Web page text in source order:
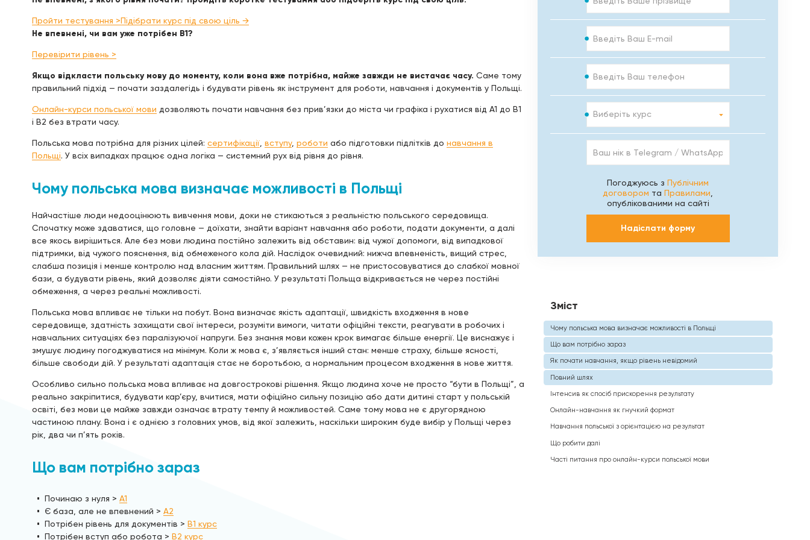
Пройти тестування >Підібрати курс під свою ціль →
Не впевнені, чи вам уже потрібен B1?
Перевірити рівень >
Якщо відкласти польську мову до моменту, коли вона вже потрібна, майже завжди не вистачає часу. Саме тому
правильний підхід — почати заздалегідь і будувати рівень як інструмент для роботи, навчання і документів у Польщі.
Онлайн-курси польської мови дозволяють почати навчання без прив’язки до міста чи графіка і рухатися від A1 до B1
і B2 без втрати часу.
Польська мова потрібна для різних цілей: сертифікації, вступу, роботи або підготовки підлітків до навчання в
Польщі. У всіх випадках працює одна логіка — системний рух від рівня до рівня.
Чому польська мова визначає можливості в Польщі
Найчастіше люди недооцінюють вивчення мови, доки не стикаються з реальністю польського середовища.
Спочатку може здаватися, що головне — доїхати, знайти варіант навчання або роботи, подати документи, а далі
все якось вирішиться. Але без мови людина постійно залежить від обставин: від чужої допомоги, від випадкової
підтримки, від чужого пояснення, від обмеженого кола дій. Наслідок очевидний: нижча впевненість, вищий стрес,
слабша позиція і менше контролю над власним життям. Правильний шлях — не пристосовуватися до слабкої мовної
бази, а будувати рівень, який дозволяє діяти самостійно. У результаті Польща відкривається не через постійні
обмеження, а через реальні можливості.
Польська мова впливає не тільки на побут. Вона визначає якість адаптації, швидкість входження в нове
середовище, здатність захищати свої інтереси, розуміти вимоги, читати офіційні тексти, реагувати в робочих і
навчальних ситуаціях без паралізуючої напруги. Без знання мови кожен крок вимагає більше енергії. Це виснажує і
змушує людину погоджуватися на мінімум. Коли ж мова є, з’являється інший стан: менше страху, більше ясності,
більше свободи дій. У результаті адаптація стає не боротьбою, а нормальним процесом входження в нове життя.
Особливо сильно польська мова впливає на довгострокові рішення. Якщо людина хоче не просто “бути в Польщі”, а
реально закріпитися, будувати кар’єру, вчитися, мати офіційно сильну позицію або дати дитині старт у польській
освіті, без мови це майже завжди означає втрату темпу й можливостей. Саме тому мова не є другорядною
частиною плану. Вона і є однією з головних умов, від якої залежить, наскільки широким буде вибір у Польщі через
рік, два чи п’ять років.
Що вам потрібно зараз
Починаю з нуля >A1
Є база, але не впевнений >A2
Потрібен рівень для документів >B1 курс
Потрібен вступ або робота >B2 курс
mail
Виберіть курс
нік
в
WhatsApp
Viber
Погоджуюсь зПублічним
договором таПравилами
опублікованими на сайті
Надіслати форму
Зміст
Чому польська мова визначає можливості в Польщі
Що вам потрібно зараз
Як почати навчання, якщо рівень невідомий
Повний шлях
Інтенсив як спосіб прискорення результату
Онлайн-навчання як гнучкий формат
Навчання польської з орієнтацією на результат
Що робити далі
Часті питання про онлайн-курси польської мови